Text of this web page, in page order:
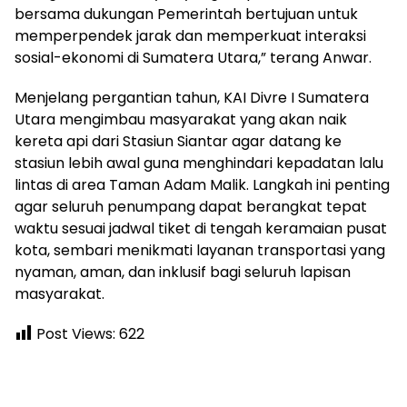
bersama dukungan Pemerintah bertujuan untuk
memperpendek jarak dan memperkuat interaksi
sosial-ekonomi di Sumatera Utara,” terang Anwar.
Menjelang pergantian tahun, KAI Divre I Sumatera
Utara mengimbau masyarakat yang akan naik
kereta api dari Stasiun Siantar agar datang ke
stasiun lebih awal guna menghindari kepadatan lalu
lintas di area Taman Adam Malik. Langkah ini penting
agar seluruh penumpang dapat berangkat tepat
waktu sesuai jadwal tiket di tengah keramaian pusat
kota, sembari menikmati layanan transportasi yang
nyaman, aman, dan inklusif bagi seluruh lapisan
masyarakat.
Post Views: 622